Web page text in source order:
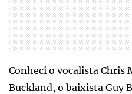
Conheci o vocalista
Buckland, o baixista Guy